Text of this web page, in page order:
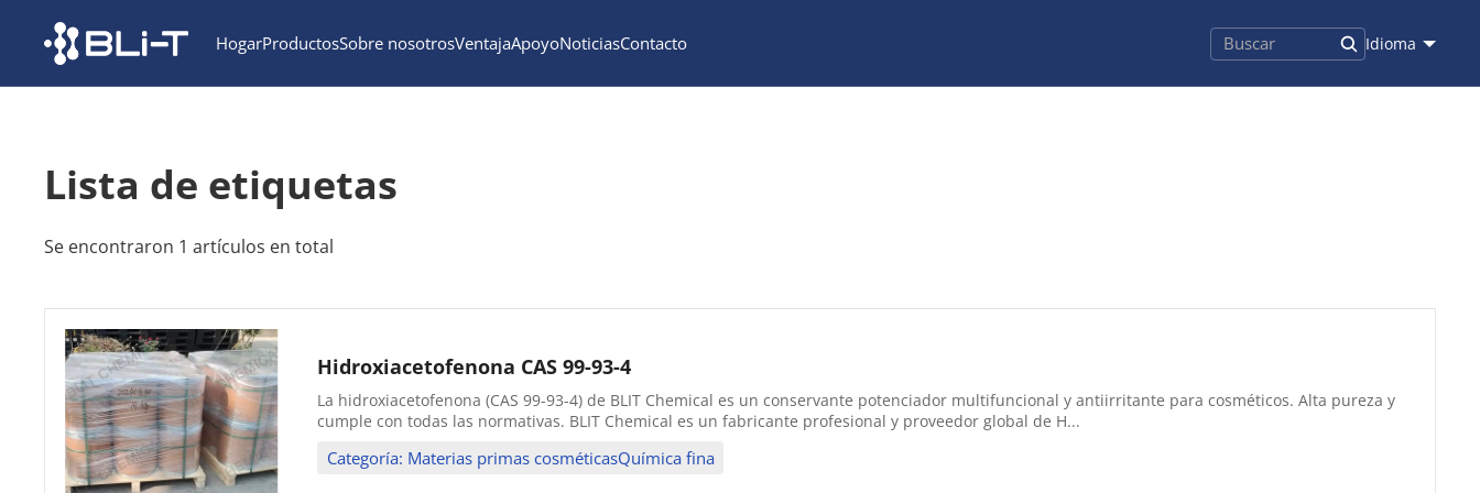
HogarProductosSobre nosotrosVentajaApoyoNoticiasContacto Idioma
Lista de etiquetas
Se encontraron 1 artículos en total
Hidroxiacetofenona CAS 99-93-4
La hidroxiacetofenona (CAS 99-93-4) de BLIT Chemical es un conservante potenciador multifuncional y antiirritante para cosméticos. Alta pureza y
cumple con todas las normativas. BLIT Chemical es un fabricante profesional y proveedor global de H...
Categoría: Materias primas cosméticasQuímica fina